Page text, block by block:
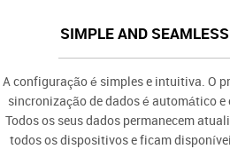
SIMPLE AND SEAMLESS
A configuração é simples e intuitiva. O
sincronização de dados é automático e
Todos os seus dados permanecem
todos os dispositivos e ficam